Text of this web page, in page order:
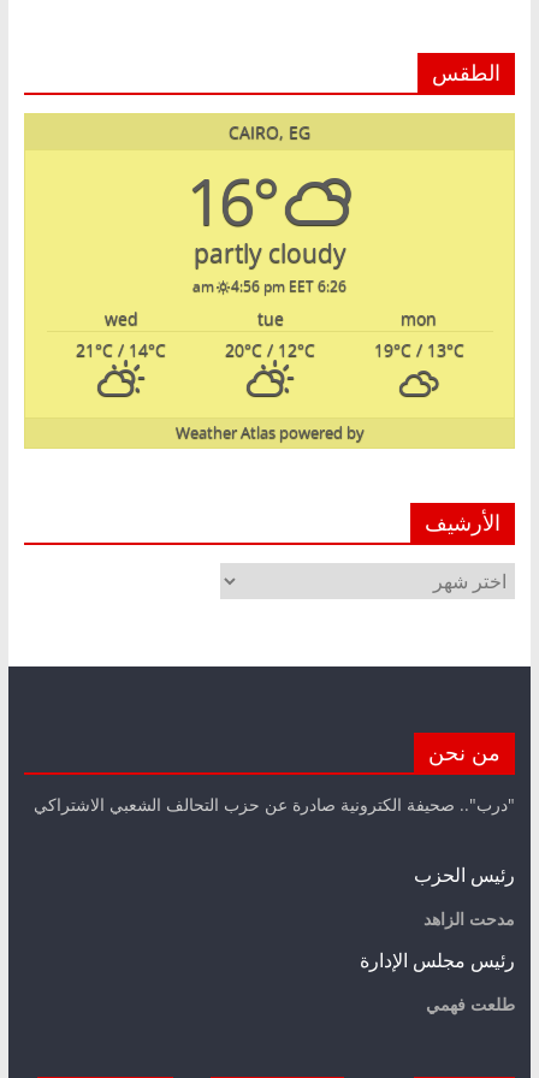
الطقس
CAIRO, EG
16°
partly cloudy
6:26 am
4:56 pm EET
mon
tue
wed
19°C/ 13°C
20°C / 12°C
21°C / 14°C
powered by
Weather Atlas
الأرشيف
الأرشيف
من نحن
"درب".. صحيفة الكترونية صادرة عن حزب التحالف الشعبي الاشتراكي
رئيس الحزب
مدحت الزاهد
رئيس مجلس الإدارة
طلعت فهمي